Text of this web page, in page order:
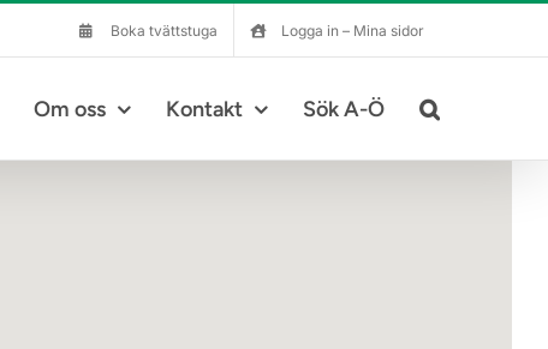
Boka tvättstuga Logga in – Mina sidor
Om oss Kontakt Sök A-Ö